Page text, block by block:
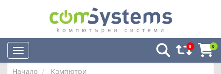
0 0
Начало
Компютри